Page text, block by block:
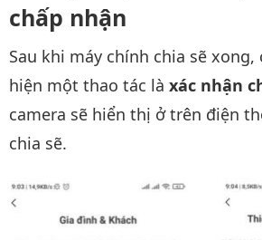
chấp nhận
Sau khi máy chính chia sẽ xong,
hiện một thao tác là xác nhận
camera sẽ hiển thị ở trên điện
chia sẽ.